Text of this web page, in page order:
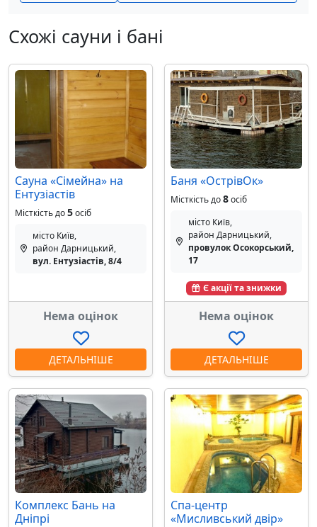
Схожі сауни і бані
Сауна «Сімейна» на
Ентузіастів
Місткість до5осіб
місто Київ,
район Дарницький,
вул. Eнтузіастів, 8/4
Нема оцінок
ДЕТАЛЬНІШЕ
Баня «ОстрівOк»
Місткість до8осіб
місто Київ,
район Дарницький,
провулок Осокорський,
17
Є акції та знижки
Нема оцінок
ДЕТАЛЬНІШЕ
Комплекс Бань на
Дніпрі
Спа-центр
«Мисливський двір»